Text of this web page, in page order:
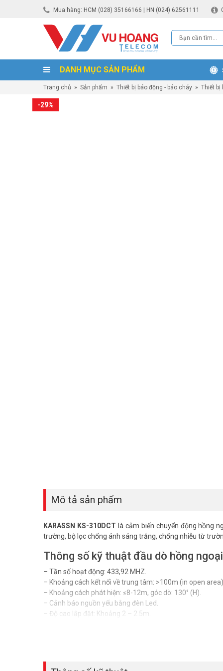
Mua hàng: HCM (028) 35166166 | HN (024) 62561111
DANH MỤC SẢN PHẨM
Trang chủ » Sản phẩm » Thiết bị báo động - báo cháy » Thiết bị
-29%
Mô tả sản phẩm
KARASSN KS-310DCT là cảm biến chuyển động hồng
trường, bộ lọc chống ánh sáng trắng, chống nhiễu từ
Thông số kỹ thuật đầu dò hồng
– Tần số hoạt động: 433,92 MHZ.
– Khoảng cách kết nối về trung tâm: >100m (in open area).
– Khoảng cách phát hiện: ≤8-12m, góc dò: 130° (H).
– Cảnh báo nguồn yếu bằng đèn Led.
– Độ cao lắp đặt: Khoảng 2 – 2.5m.